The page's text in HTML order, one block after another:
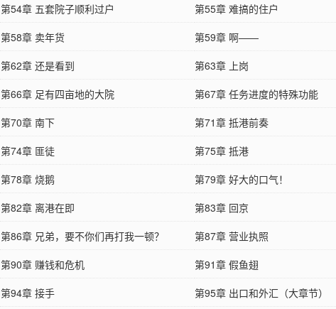
第54章 五套院子顺利过户 第55章 难搞的住户
第58章 卖年货 第59章 啊——
第62章 还是看到 第63章 上岗
第66章 足有四亩地的大院 第67章 任务进度的特殊功能
第70章 南下 第71章 抵港前奏
第74章 匪徒 第75章 抵港
第78章 烧鹅 第79章 好大的口气！
第82章 离港在即 第83章 回京
第86章 兄弟，要不你们再打我一顿？ 第87章 营业执照
第90章 赚钱和危机 第91章 假鱼翅
第94章 接手 第95章 出口和外汇（大章节）